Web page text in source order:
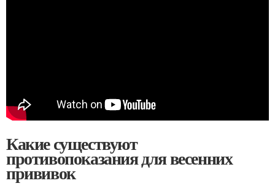
Какие существуют
противопоказания для весенних
прививок